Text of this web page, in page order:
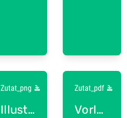
Zutat_png
Illustration
Zutat_pdf
Vorlage: